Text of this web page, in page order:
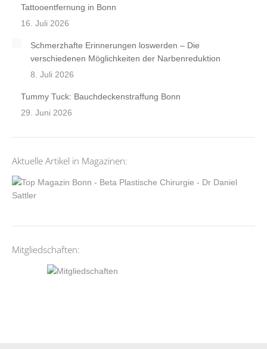
Tattooentfernung in Bonn
16. Juli 2026
Schmerzhafte Erinnerungen loswerden – Die
verschiedenen Möglichkeiten der Narbenreduktion
8. Juli 2026
Tummy Tuck: Bauchdeckenstraffung Bonn
29. Juni 2026
Aktuelle Artikel in Magazinen:
Mitgliedschaften: